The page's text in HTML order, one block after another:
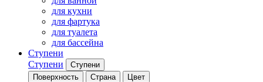
для кухни
для фартука
для туалета
для бассейна
Ступени
Ступени
Ступени
Поверхность
Страна Цвет